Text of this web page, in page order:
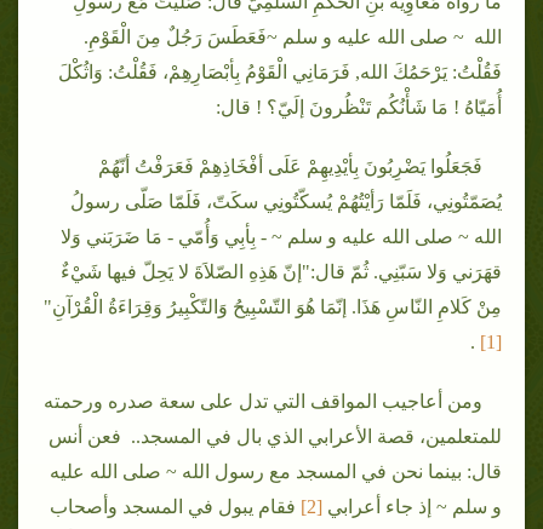
الله ~ صلى الله عليه و سلم ~فَعَطَسَ رَجُلٌ مِنَ الْقَوْمِ.
فَقُلْتُ: يَرْحَمُكَ الله, فَرَمَانِي الْقَوْمُ بِأبْصَارِهِمْ، فَقُلْتُ: وَاثُكْلَ
أُمَيّاهُ ! مَا شَأْنُكُم تَنْظُرونَ إلَيّ؟ ! قال:
فَجَعَلُوا يَضْرِبُونَ بِأيْدِيهِمْ عَلَى أفْخَاذِهِمْ فَعَرَفْتُ أنّهُمْ
يُصَمّتُونِي، فَلَمّا رَأيْتُهُمْ يُسكّتُونِي سكَتّ، فَلَمّا صَلّى رسولُ
الله ~ صلى الله عليه و سلم ~ - بِأبِي وَأُمّي - مَا ضَرَبَني وَلا
قهَرَني وَلا سَبّنِي. ثُمّ قال:"إنّ هَذِهِ الصّلاَةَ لا يَحِلّ فيها شَيْءٌ
مِنْ كَلامِ النّاسِ هَذَا. إنّمَا هُوَ التّسْبِيحُ وَالتّكْبِيرُ وَقِرَاءَةُ الْقُرْآنِ"
[
1]
.
ومن أعاجيب المواقف التي تدل على سعة صدره ورحمته
للمتعلمين، قصة الأعرابي الذي بال في المسجد.. فعن أنس
قال: بينما نحن في المسجد مع رسول الله ~ صلى الله عليه
و سلم ~ إذ جاء أعرابي [2]
فقام يبول في المسجد وأصحاب